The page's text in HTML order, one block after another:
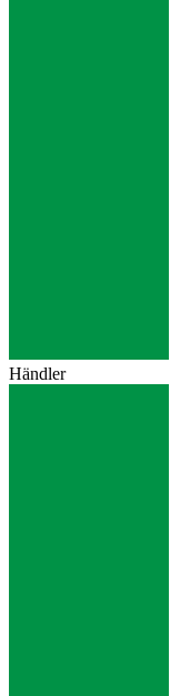
Händler